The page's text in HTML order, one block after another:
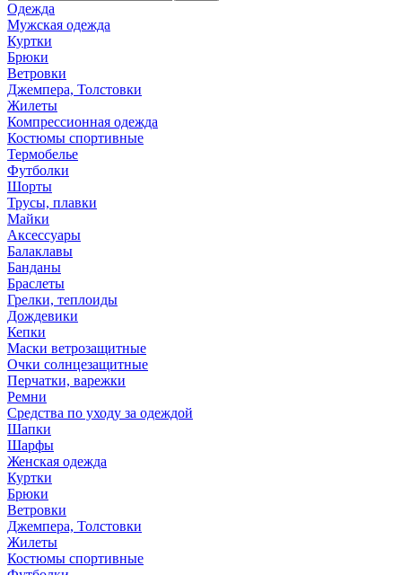
Одежда
Мужская одежда
Куртки
Брюки
Ветровки
Джемпера, Толстовки
Жилеты
Компрессионная одежда
Костюмы спортивные
Термобелье
Футболки
Шорты
Трусы, плавки
Майки
Аксессуары
Балаклавы
Банданы
Браслеты
Грелки, теплоиды
Дождевики
Кепки
Маски ветрозащитные
Очки солнцезащитные
Перчатки, варежки
Ремни
Средства по уходу за одеждой
Шапки
Шарфы
Женская одежда
Куртки
Брюки
Ветровки
Джемпера, Толстовки
Жилеты
Костюмы спортивные